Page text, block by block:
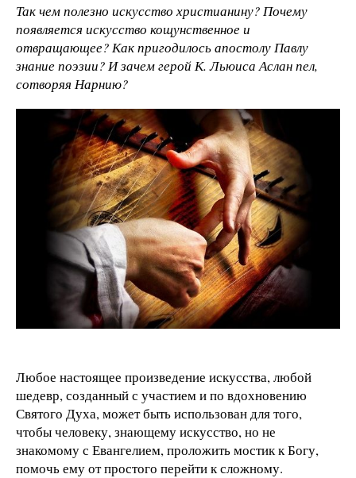
Так чем полезно искусство христианину? Почему
появляется искусство кощунственное и
отвращающее? Как пригодилось апостолу Павлу
знание поэзии? И зачем герой К. Льюиса Аслан пел,
сотворяя Нарнию?
Любое настоящее произведение искусства, любой
шедевр, созданный с участием и по вдохновению
Святого Духа, может быть использован для того,
чтобы человеку, знающему искусство, но не
знакомому с Евангелием, проложить мостик к Богу,
помочь ему от простого перейти к сложному.